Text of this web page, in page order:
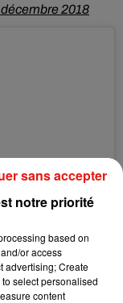
décembre 2018
Cette tournée
riche,
notre priorité
based on
or access
advertising; Create
select personalised
content
sans accepter